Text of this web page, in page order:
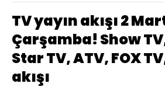
TV yayın akışı 2
Çarşamba! Show
Star TV, ATV, FOX
akışı